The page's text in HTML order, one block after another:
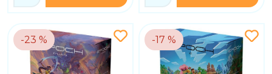
-23 % -17 %